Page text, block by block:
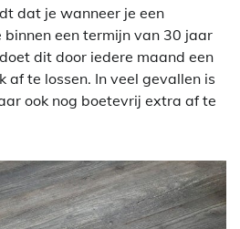
dat je wanneer je een
een termijn van 30 jaar
dit door iedere maand een
af te lossen. In veel gevallen is
ook nog boetevrij extra af te